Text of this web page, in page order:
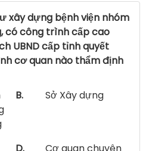
xây dựng bệnh viện nhóm
có công trình cấp cao
UBND cấp tỉnh quyết
cơ quan nào thẩm định
B. Sở Xây dựng
D. Cơ quan chuyên